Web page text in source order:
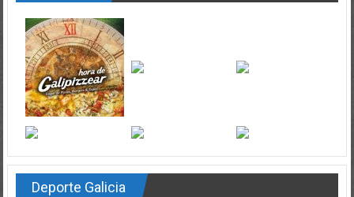
Deporte Galicia